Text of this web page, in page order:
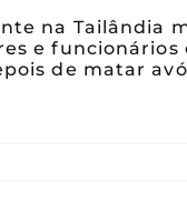
na Tailândia
e funcionários
de matar